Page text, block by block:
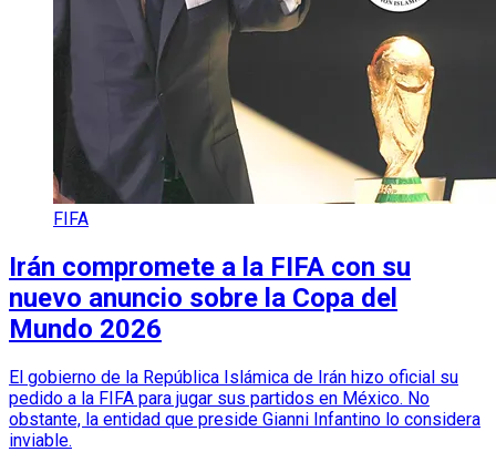
FIFA
Irán compromete a la FIFA con su
nuevo anuncio sobre la Copa del
Mundo 2026
El gobierno de la República Islámica de Irán hizo oficial su
pedido a la FIFA para jugar sus partidos en México. No
obstante, la entidad que preside Gianni Infantino lo considera
inviable.